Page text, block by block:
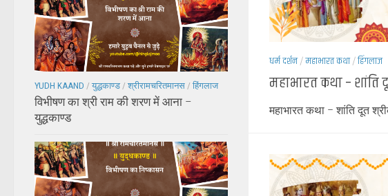
धर्म दर्शन/महाभारत कथा/हिंगलाज
महाभारत कथा – शांति
महाभारत कथा – शांति दूत
YUDH KAAND / युद्धकाण्ड / श्रीरामचरितमानस / हिंगलाज
विभीषण का श्री राम की शरण में आना –
युद्धकाण्ड